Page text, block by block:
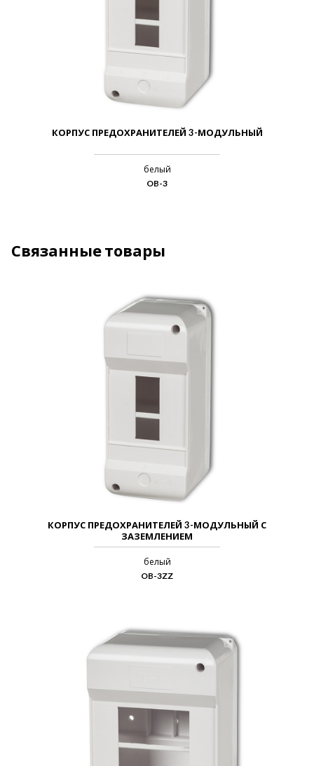
КОРПУС ПРЕДОХРАНИТЕЛЕЙ 3-МОДУЛЬНЫЙ
белый
OB-3
Связанные товары
КОРПУС ПРЕДОХРАНИТЕЛЕЙ 3-МОДУЛЬНЫЙ С
ЗАЗЕМЛЕНИЕМ
белый
OB-3ZZ